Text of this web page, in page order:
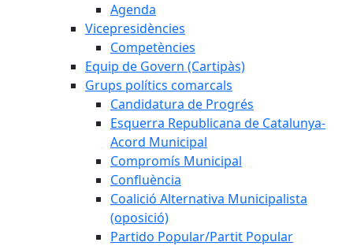
Agenda
Vicepresidències
Competències
Equip de Govern (Cartipàs)
Grups polítics comarcals
Candidatura de Progrés
Esquerra Republicana de Catalunya-
Acord Municipal
Compromís Municipal
Confluència
Coalició Alternativa Municipalista
(oposició)
Partido Popular/Partit Popular